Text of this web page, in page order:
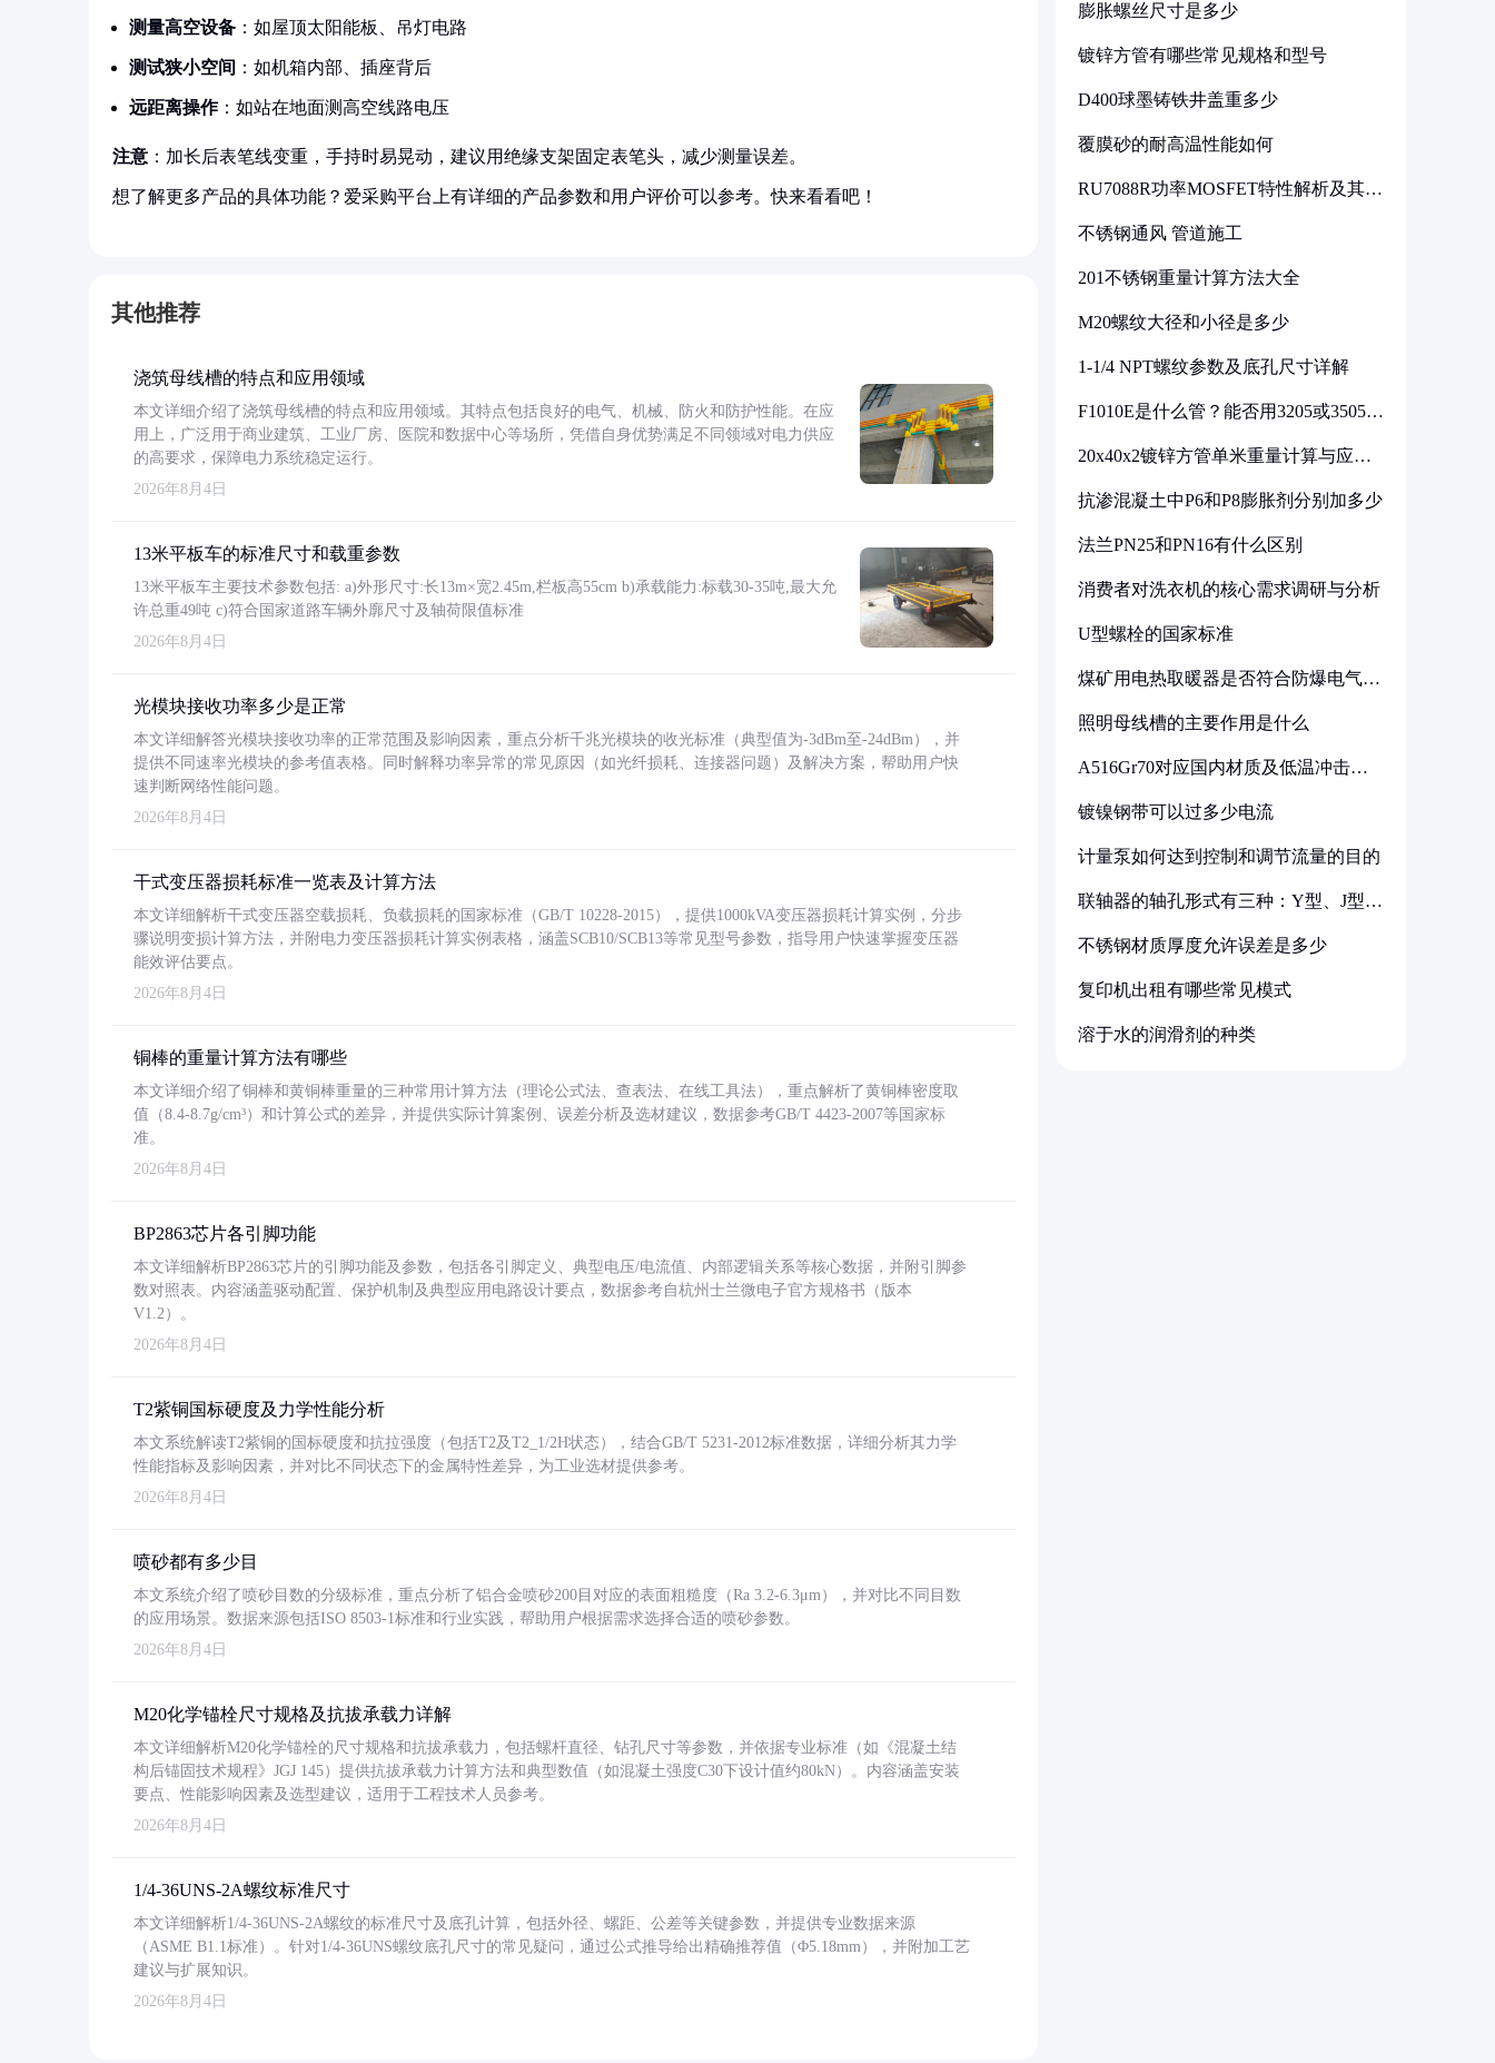
测量高空设备 ：如屋顶太阳能板、吊灯电路
测试狭小空间 ：如机箱内部、插座背后
远距离操作：如站在地面测高空线路电压
注意 ：加长后表笔线变重，手持时易晃动，建议用绝缘支架固定表笔头，减少测量误差。
想了解更多产品的具体功能？爱采购平台上有详细的产品参数和用户评价可以参考。快来看看吧！
其他推荐
浇筑母线槽的特点和应用领域
本文详细介绍了浇筑母线槽的特点和应用领域。其特点包括良好的电气、机械、防火和防护性能。在应
用上，广泛用于商业建筑、工业厂房、医院和数据中心等场所，凭借自身优势满足不同领域对电力供应
的高要求，保障电力系统稳定运行。
2026年8月4日
13米平板车的标准尺寸和载重参数
13米平板车主要技术参数包括: a)外形尺寸:长13m×宽2.45m,栏板高55cm b)承载能力:标载30-35吨,最大允
许总重49吨 c)符合国家道路车辆外廓尺寸及轴荷限值标准
2026年8月4日
光模块接收功率多少是正常
本文详细解答光模块接收功率的正常范围及影响因素，重点分析千兆光模块的收光标准（典型值为-3dBm至-24dBm），并
提供不同速率光模块的参考值表格。同时解释功率异常的常见原因（如光纤损耗、连接器问题）及解决方案，帮助用户快
速判断网络性能问题。
2026年8月4日
干式变压器损耗标准一览表及计算方法
本文详细解析干式变压器空载损耗、负载损耗的国家标准（GB/T 10228-2015），提供1000kVA变压器损耗计算实例，分步
骤说明变损计算方法，并附电力变压器损耗计算实例表格，涵盖SCB10/SCB13等常见型号参数，指导用户快速掌握变压器
能效评估要点。
2026年8月4日
铜棒的重量计算方法有哪些
本文详细介绍了铜棒和黄铜棒重量的三种常用计算方法（理论公式法、查表法、在线工具法），重点解析了黄铜棒密度取
值（8.4-8.7g/cm³）和计算公式的差异，并提供实际计算案例、误差分析及选材建议，数据参考GB/T 4423-2007等国家标
准。
2026年8月4日
BP2863芯片各引脚功能
本文详细解析BP2863芯片的引脚功能及参数，包括各引脚定义、典型电压/电流值、内部逻辑关系等核心数据，并附引脚参
数对照表。内容涵盖驱动配置、保护机制及典型应用电路设计要点，数据参考自杭州士兰微电子官方规格书（版本
V1.2）。
2026年8月4日
T2紫铜国标硬度及力学性能分析
本文系统解读T2紫铜的国标硬度和抗拉强度（包括T2及T2_1/2H状态），结合GB/T 5231-2012标准数据，详细分析其力学
性能指标及影响因素，并对比不同状态下的金属特性差异，为工业选材提供参考。
2026年8月4日
喷砂都有多少目
本文系统介绍了喷砂目数的分级标准，重点分析了铝合金喷砂200目对应的表面粗糙度（Ra 3.2-6.3μm），并对比不同目数
的应用场景。数据来源包括ISO 8503-1标准和行业实践，帮助用户根据需求选择合适的喷砂参数。
2026年8月4日
M20化学锚栓尺寸规格及抗拔承载力详解
本文详细解析M20化学锚栓的尺寸规格和抗拔承载力，包括螺杆直径、钻孔尺寸等参数，并依据专业标准（如《混凝土结
构后锚固技术规程》JGJ 145）提供抗拔承载力计算方法和典型数值（如混凝土强度C30下设计值约80kN）。内容涵盖安装
要点、性能影响因素及选型建议，适用于工程技术人员参考。
2026年8月4日
1/4-36UNS-2A螺纹标准尺寸
本文详细解析1/4-36UNS-2A螺纹的标准尺寸及底孔计算，包括外径、螺距、公差等关键参数，并提供专业数据来源
（ASME B1.1标准）。针对1/4-36UNS螺纹底孔尺寸的常见疑问，通过公式推导给出精确推荐值（Φ5.18mm），并附加工艺
建议与扩展知识。
2026年8月4日
膨胀螺丝尺寸是多少
镀锌方管有哪些常见规格和型号
D400球墨铸铁井盖重多少
覆膜砂的耐高温性能如何
RU7088R功率MOSFET特性解析及其在
不锈钢通风 管道施工
201不锈钢重量计算方法大全
M20螺纹大径和小径是多少
1-1/4 NPT螺纹参数及底孔尺寸详解
F1010E是什么管？能否用3205或3505代
20x40x2镀锌方管单米重量计算与应用
抗渗混凝土中P6和P8膨胀剂分别加多少
法兰PN25和PN16有什么区别
消费者对洗衣机的核心需求调研与分析
U型螺栓的国家标准
煤矿用电热取暖器是否符合防爆电气设
照明母线槽的主要作用是什么
A516Gr70对应国内材质及低温冲击要
镀镍钢带可以过多少电流
计量泵如何达到控制和调节流量的目的
联轴器的轴孔形式有三种：Y型、J型、
不锈钢材质厚度允许误差是多少
复印机出租有哪些常见模式
溶于水的润滑剂的种类